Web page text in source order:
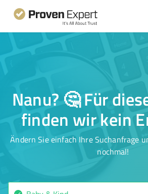
Nanu? 🤔 Für
finden wir kein
Ändern Sie einfach Ihre Suchanfrage
nochmal!